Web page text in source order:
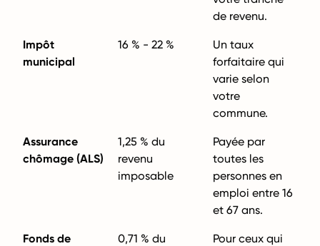
de revenu.
Impôt
municipal
16 % - 22 %
Un taux
forfaitaire qui
varie selon
votre
commune.
Assurance
chômage (ALS)
1,25 % du
revenu
imposable
Payée par
toutes les
personnes en
emploi entre 16
et 67 ans.
Fonds de
0,71 % du
Pour ceux qui